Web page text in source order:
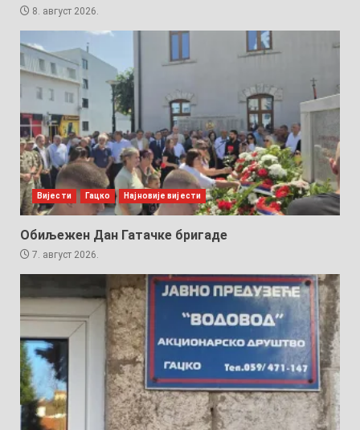
8. август 2026.
Вијести Гацко Најновије вијести
Обиљежен Дан Гатачке бригаде
7. август 2026.